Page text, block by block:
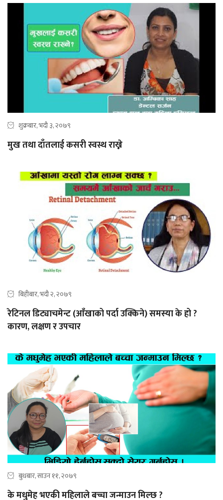
शुक्रबार, भदौ ३, २०७९
मुख तथा दाँतलाई कसरी स्वस्थ राख्ने
बिहीबार, भदौ २, २०७९
रेटिनल डिट्याचमेन्ट (आँखाको पर्दा उक्किने) समस्या के हो ?
कारण, लक्षण र उपचार
बुधबार, साउन ११, २०७९
के मधुमेह भएकी महिलाले बच्चा जन्माउन मिल्छ ?